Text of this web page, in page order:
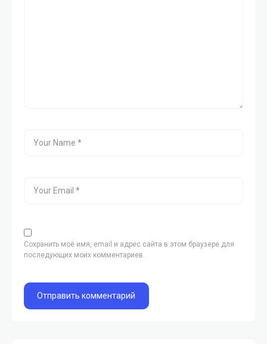
Сохранить моё имя, email и адрес сайта в этом браузере для
последующих моих комментариев.